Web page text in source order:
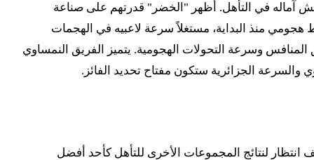
الافتتاحية أمام الأرجنتين بثلاثية نظيفة، استعاد توازنه بفوز مستحق على الأردن بنتيجة 2-1، مما أنعش آماله في التأهل. أظهر "الخضر" قدرتهم على صناعة
منذ البداية، مستغلاً سرعة لاعبيه في الهجمات
وسرعة التحولات الهجومية. يتميز الفريق النمساوي
والسرعة الجزائرية ستكون مفتاح تحديد الفائز.
انتظار لنتائج المجموعات الأخرى للتأهل كأحد أفضل